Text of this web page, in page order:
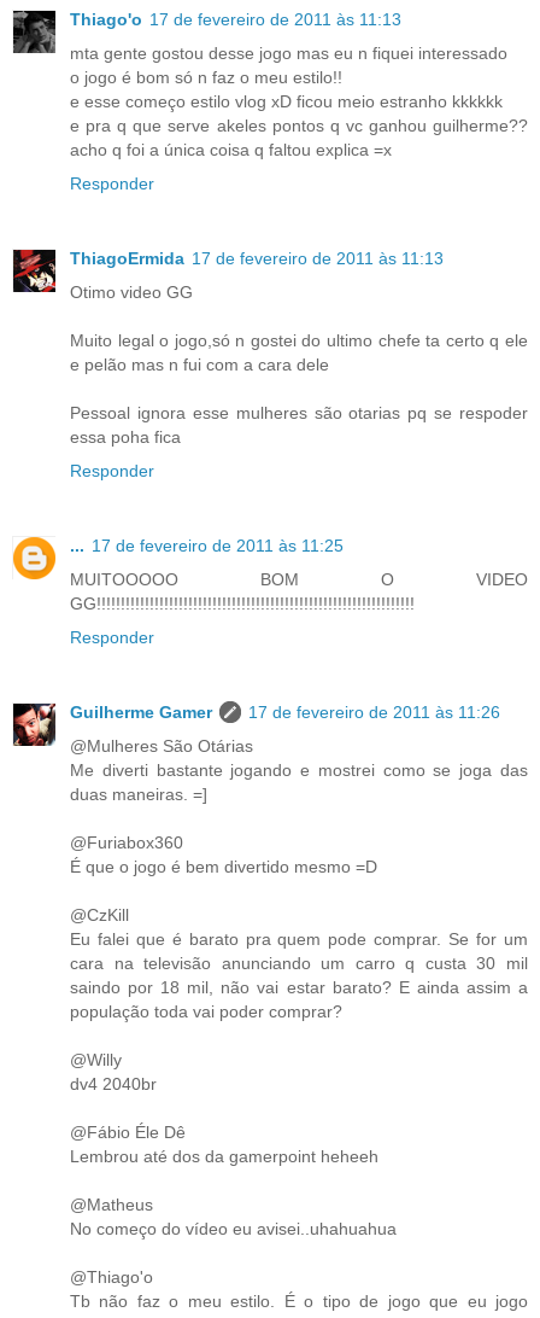
Thiago'o 17 de fevereiro de 2011 às 11:13
mta gente gostou desse jogo mas eu n fiquei interessado
o jogo é bom só n faz o meu estilo!!
e esse começo estilo vlog xD ficou meio estranho kkkkkk
e pra q que serve akeles pontos q vc ganhou guilherme??
acho q foi a única coisa q faltou explica =x
Responder
ThiagoErmida 17 de fevereiro de 2011 às 11:13
Otimo video GG
Muito legal o jogo,só n gostei do ultimo chefe ta certo q ele
e pelão mas n fui com a cara dele
Pessoal ignora esse mulheres são otarias pq se respoder
essa poha fica
Responder
... 17 de fevereiro de 2011 às 11:25
MUITOOOOO BOM O VIDEO
GG!!!!!!!!!!!!!!!!!!!!!!!!!!!!!!!!!!!!!!!!!!!!!!!!!!!!!!!!!!!!!!!!!!
Responder
Guilherme Gamer
17 de fevereiro de 2011 às 11:26
@Mulheres São Otárias
Me diverti bastante jogando e mostrei como se joga das
duas maneiras. =]
@Furiabox360
É que o jogo é bem divertido mesmo =D
@CzKill
Eu falei que é barato pra quem pode comprar. Se for um
cara na televisão anunciando um carro q custa 30 mil
saindo por 18 mil, não vai estar barato? E ainda assim a
população toda vai poder comprar?
@Willy
dv4 2040br
@Fábio Éle Dê
Lembrou até dos da gamerpoint heheeh
@Matheus
No começo do vídeo eu avisei..uhahuahua
@Thiago'o
Tb não faz o meu estilo. É o tipo de jogo que eu jogo